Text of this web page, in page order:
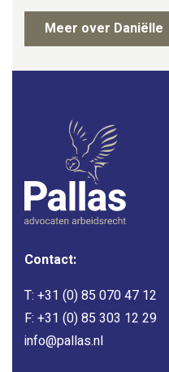
Meer over Daniëlle
Contact:
T: +31 (0) 85 070 47 12
F: +31 (0) 85 303 12 29
info@pallas.nl